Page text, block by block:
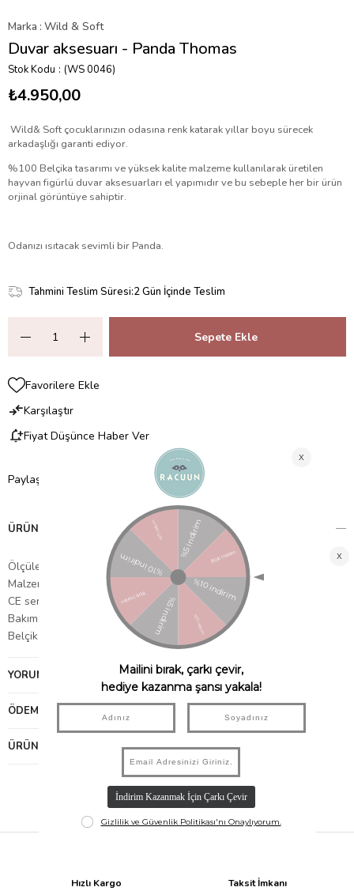
Marka : Wild & Soft
Duvar aksesuarı - Panda Thomas
Stok Kodu (WS 0046)
₺4.950,00
Wild& Soft çocuklarınızın odasına renk katarak yıllar boyu sürecek
arkadaşlığı garanti ediyor.
%100 Belçika tasarımı ve yüksek kalite malzeme kullanılarak üretilen
hayvan figürlü duvar aksesuarları el yapımıdır ve bu sebeple her bir ürün
orjinal görüntüye sahiptir.
Odanızı ısıtacak sevimli bir Panda.
Tahmini Teslim Süresi:2 Gün İçinde Teslim
Favorilere Ekle
Karşılaştır
Fiyat Düşünce Haber Ver
Paylaş
ÜRÜN ÖZELLIKLERI
Ölçüler: 26 x 29 x 28 cm.
Malzeme: Peluş
CE sertifikalı
Bakım: Nemli bir bezle tozunu alabilirsiniz.
Belçika'dan ithal edilmiştir.
YORUMLAR
ÖDEME SEÇENEKLERI
ÜRÜN ÖNERILERI
Hızlı Kargo Taksit İmkanı